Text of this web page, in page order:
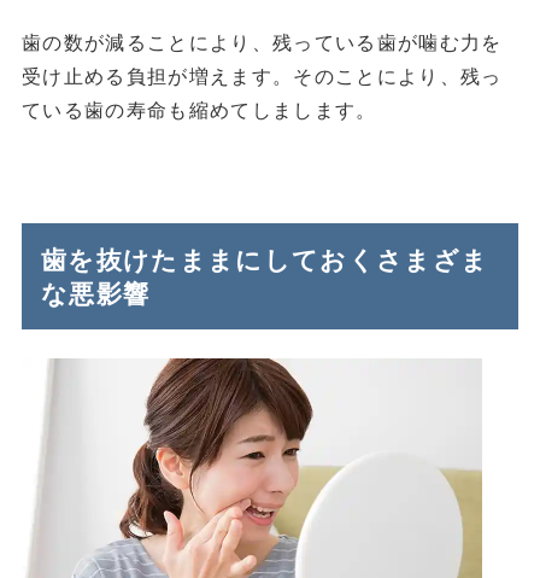
歯の数が減ることにより、残っている歯が噛む力を
受け止める負担が増えます。そのことにより、残っ
ている歯の寿命も縮めてしまします。
歯を抜けたままにしておくさまざま
な悪影響